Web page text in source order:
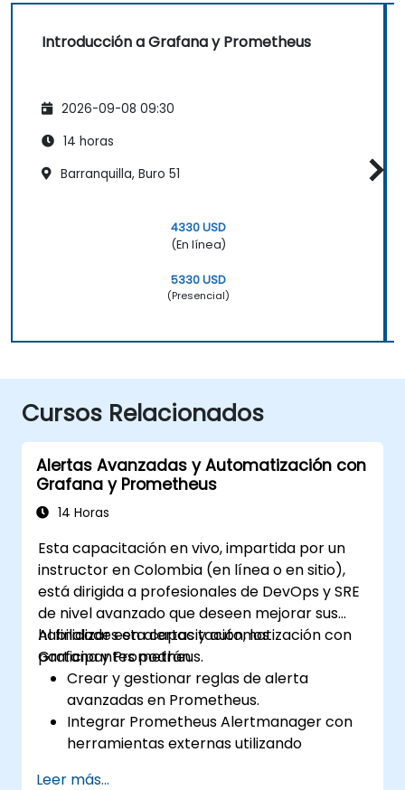
Introducción a Grafana y Prometheus
2026-09-08 09:30
14 horas
Barranquilla, Buro 51
4330 USD
(En línea)
5330 USD
(Presencial)
Cursos Relacionados
Alertas Avanzadas y Automatización con
Grafana y Prometheus
14 Horas
Esta capacitación en vivo, impartida por un
instructor en Colombia (en línea o en sitio),
está dirigida a profesionales de DevOps y SRE
de nivel avanzado que deseen mejorar sus
habilidades en alertas y automatización con
Grafana y Prometheus.
Al finalizar esta capacitación, los
participantes podrán:
Crear y gestionar reglas de alerta
avanzadas en Prometheus.
Integrar Prometheus Alertmanager con
herramientas externas utilizando
Leer más...